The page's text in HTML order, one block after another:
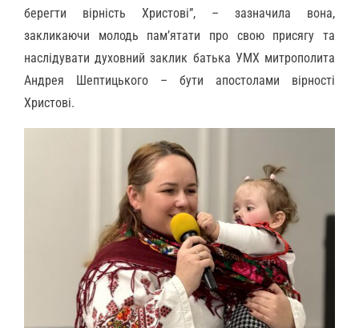
берегти вірність Христові”, – зазначила вона,
закликаючи молодь пам’ятати про свою присягу та
наслідувати духовний заклик батька УМХ митрополита
Андрея Шептицького – бути апостолами вірності
Христові.